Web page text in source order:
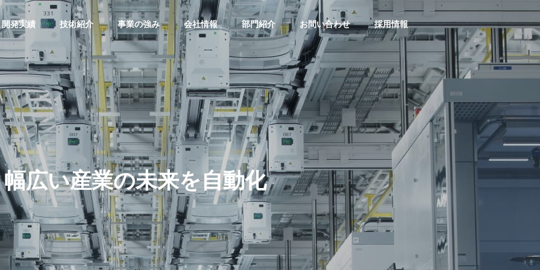
開発実績 技術紹介 事業の強み 会社情報 部門紹介 お問い合わせ 採用情報
幅広い産業の未来を自動化